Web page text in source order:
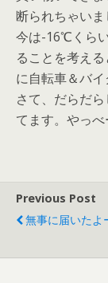
断られちゃいま
今は-16℃くら
ることを考え
に自転車＆バイ
さて、だらだ
てます。やっべ
Previous Post
無事に届いたよ